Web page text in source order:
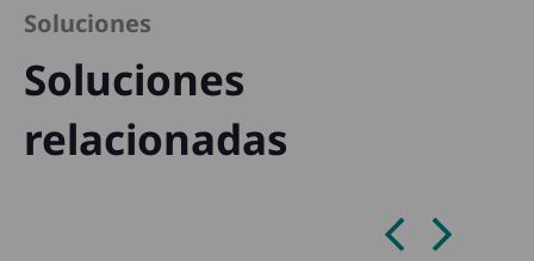
Soluciones
Soluciones
relacionadas